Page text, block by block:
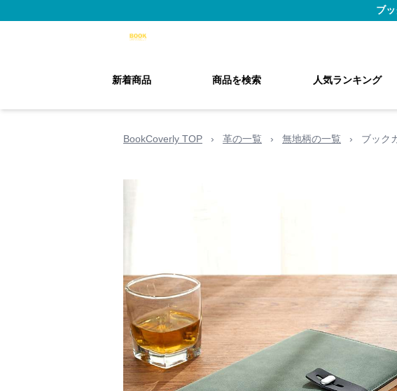
ブ
新着商品 商品を検索 人気ランキング
BookCoverly TOP › 革の一覧 › 無地柄の一覧 › ブック